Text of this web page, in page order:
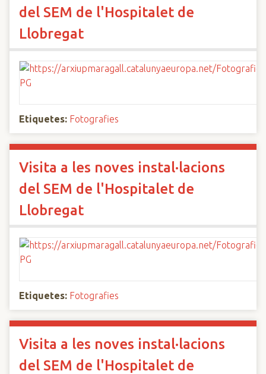
del SEM de l'Hospitalet de
Llobregat
Etiquetes: Fotografies
Visita a les noves instal·lacions
del SEM de l'Hospitalet de
Llobregat
Etiquetes: Fotografies
Visita a les noves instal·lacions
del SEM de l'Hospitalet de